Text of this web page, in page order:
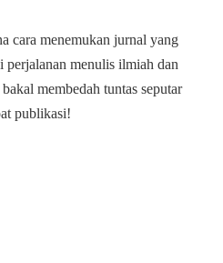
cara menemukan jurnal yang
menulis ilmiah dan
membedah tuntas seputar
publikasi!